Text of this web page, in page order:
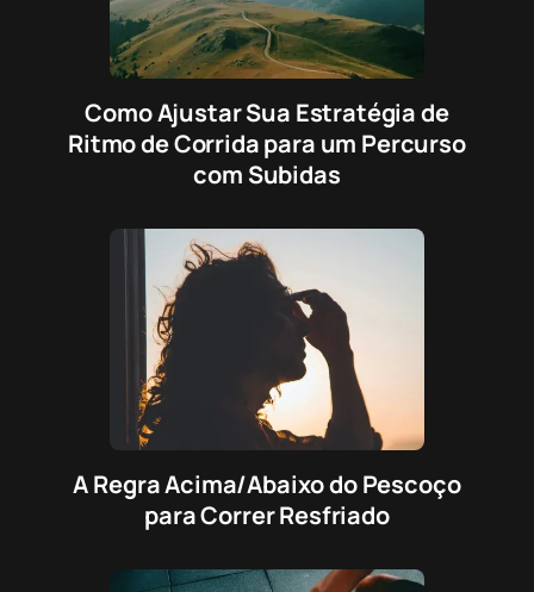
Como Ajustar Sua Estratégia de
Ritmo de Corrida para um Percurso
com Subidas
A Regra Acima/Abaixo do Pescoço
para Correr Resfriado